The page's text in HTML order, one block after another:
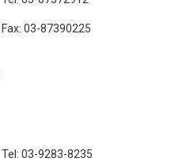
Fax: 03-87390225
Tel: 03-9283-8235